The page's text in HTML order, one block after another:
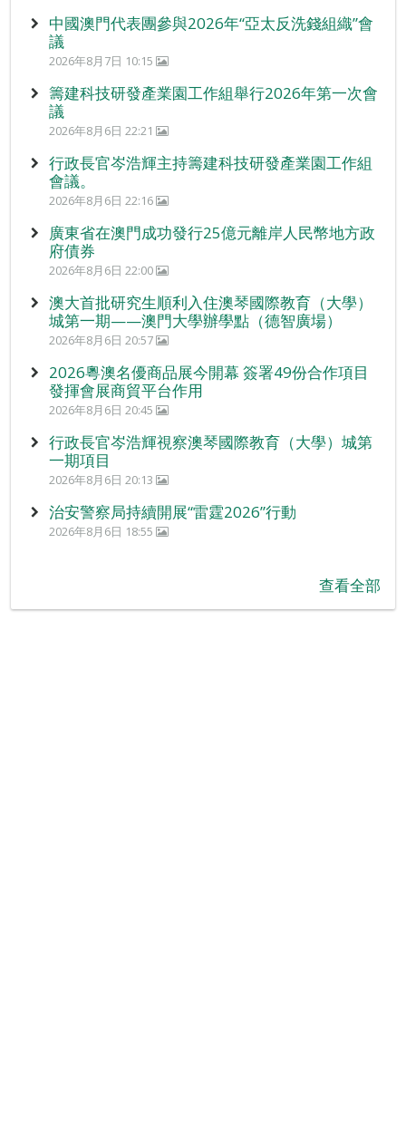
中國澳門代表團參與2026年“亞太反洗錢組織”會
議
2026年8月7日 10:15
籌建科技研發產業園工作組舉行2026年第一次會
議
2026年8月6日 22:21
行政長官岑浩輝主持籌建科技研發產業園工作組
會議。
2026年8月6日 22:16
廣東省在澳門成功發行25億元離岸人民幣地方政
府債券
2026年8月6日 22:00
澳大首批研究生順利入住澳琴國際教育（大學）
城第一期——澳門大學辦學點（德智廣場）
2026年8月6日 20:57
2026粵澳名優商品展今開幕 簽署49份合作項目
發揮會展商貿平台作用
2026年8月6日 20:45
行政長官岑浩輝視察澳琴國際教育（大學）城第
一期項目
2026年8月6日 20:13
治安警察局持續開展“雷霆2026”行動
2026年8月6日 18:55
查看全部